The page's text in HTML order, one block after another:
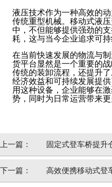
液压技术作为一种高效的
传统重型机械。移动式液
中，不但能够提供强劲的
耗，这与当今企业追求可
在当前快速发展的物流与
货平台显然是一个重要的
传统的装卸流程，还提升
经济效益和可持续发展提
用这种设备，企业能够在
势，同时为日常运营带来更
上一篇： 固定式登车桥提升
下一篇： 高效便携移动式登